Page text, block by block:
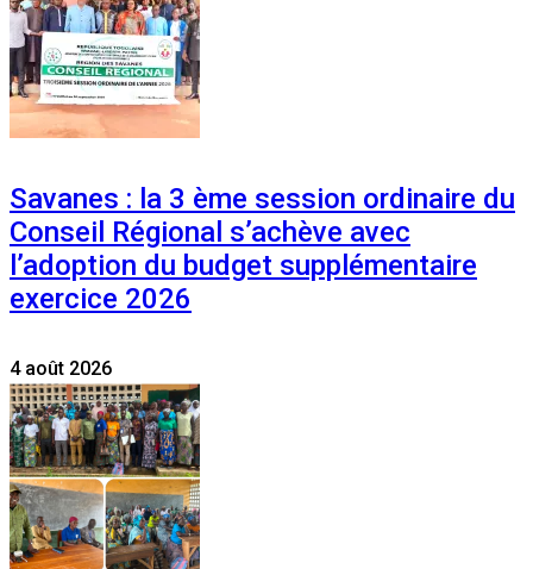
Savanes : la 3 ème session ordinaire du
Conseil Régional s’achève avec
l’adoption du budget supplémentaire
exercice 2026
4 août 2026